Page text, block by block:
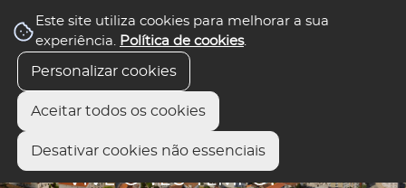
Este site utiliza cookies para melhorar a sua
experiência. Política de cookies.
Personalizar cookies
Aceitar todos os cookies
Desativar cookies não essenciais